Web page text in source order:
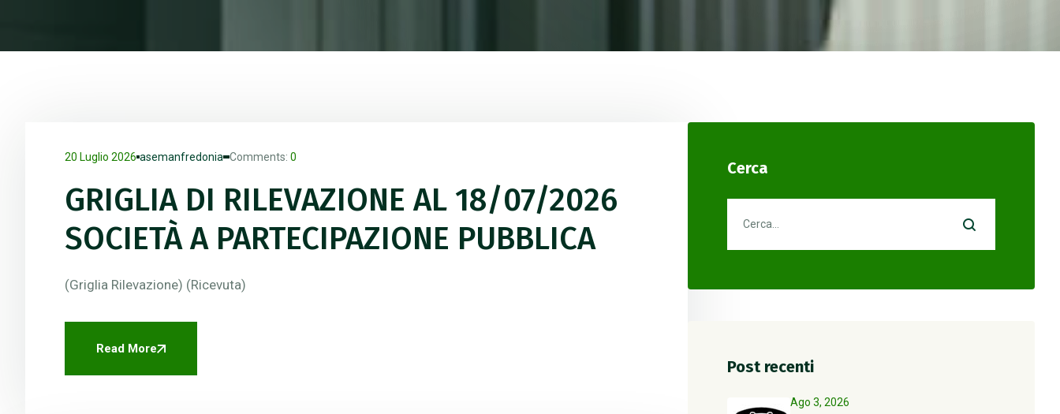
20 Luglio 2026 asemanfredonia Comments: 0
GRIGLIA DI RILEVAZIONE AL 18/07/2026
SOCIETÀ A PARTECIPAZIONE PUBBLICA
(Griglia Rilevazione) (Ricevuta)
Read More
Cerca
Post recenti
Ago 3, 2026